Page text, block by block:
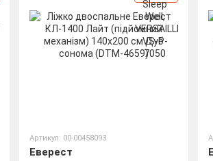
Артикул: 00-00458093
Еверест